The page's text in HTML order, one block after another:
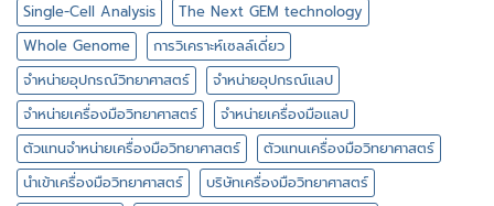
Single-Cell Analysis
The Next GEM technology
Whole Genome
การวิเคราะห์เซลล์เดี่ยว
จำหน่ายอุปกรณ์วิทยาศาสตร์
จำหน่ายอุปกรณ์แลป
จำหน่ายเครื่องมือวิทยาศาสตร์
จำหน่ายเครื่องมือแลป
ตัวแทนจำหน่ายเครื่องมือวิทยาศาสตร์
ตัวแทนเครื่องมือวิทยาศาสตร์
นำเข้าเครื่องมือวิทยาศาสตร์
บริษัทเครื่องมือวิทยาศาสตร์